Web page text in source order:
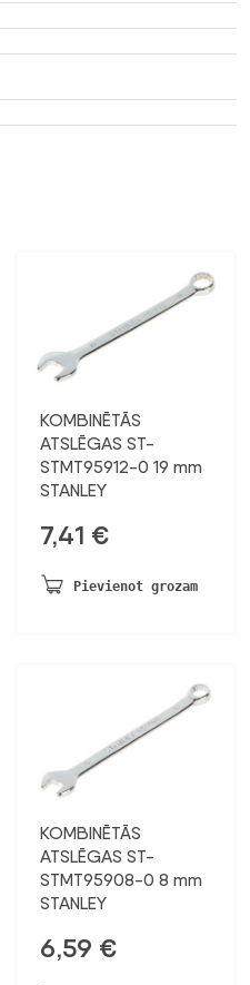
KOMBINĒTĀS
ATSLĒGAS ST-
STMT95912-0 19 mm
STANLEY
7,41 €
Pievienot grozam
KOMBINĒTĀS
ATSLĒGAS ST-
STMT95908-0 8 mm
STANLEY
6,59 €